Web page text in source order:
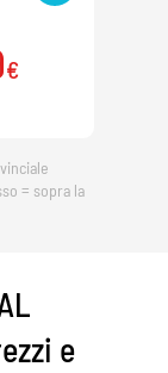
€
= sopra la
e